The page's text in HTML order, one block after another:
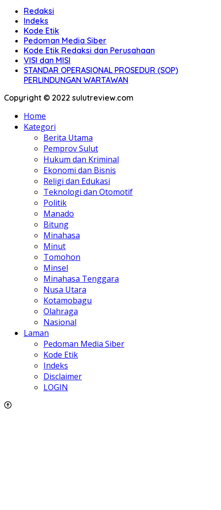
Redaksi
Indeks
Kode Etik
Pedoman Media Siber
Kode Etik Redaksi dan Perusahaan
VISI dan MISI
STANDAR OPERASIONAL PROSEDUR (SOP)
PERLINDUNGAN WARTAWAN
Copyright © 2022 sulutreview.com
Home
Kategori
Berita Utama
Pemprov Sulut
Hukum dan Kriminal
Ekonomi dan Bisnis
Religi dan Edukasi
Teknologi dan Otomotif
Politik
Manado
Bitung
Minahasa
Minut
Tomohon
Minsel
Minahasa Tenggara
Nusa Utara
Kotamobagu
Olahraga
Nasional
Laman
Pedoman Media Siber
Kode Etik
Indeks
Disclaimer
LOGIN